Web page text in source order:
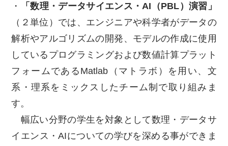
・ 「数理・データサイエンス・AI（PBL）演習」
（２単位）では、エンジニアや科学者がデータの
解析やアルゴリズムの開発、モデルの作成に使用
しているプログラミングおよび数値計算プラット
フォームであるMatlab（マトラボ）を用い、文
系・理系をミックスしたチーム制で取り組みま
す。
幅広い分野の学生を対象として数理・データサ
イエンス・AIについての学びを深める事ができま